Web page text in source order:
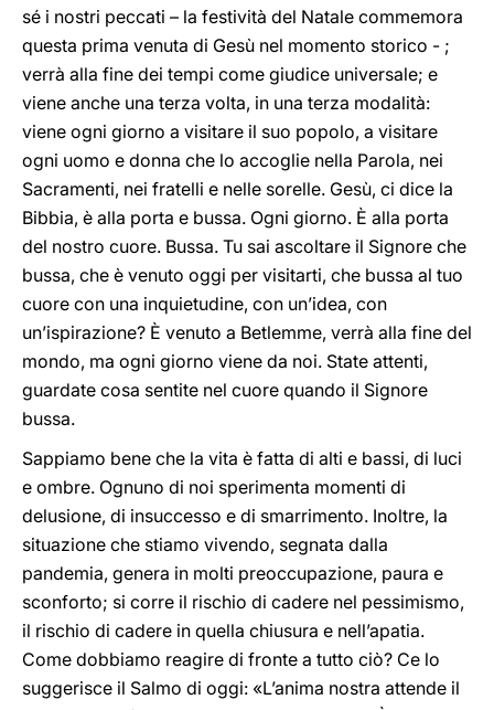
sé i nostri peccati – la festività del Natale commemora
questa prima venuta di Gesù nel momento storico - ;
verrà alla fine dei tempi come giudice universale; e
viene anche una terza volta, in una terza modalità:
viene ogni giorno a visitare il suo popolo, a visitare
ogni uomo e donna che lo accoglie nella Parola, nei
Sacramenti, nei fratelli e nelle sorelle. Gesù, ci dice la
Bibbia, è alla porta e bussa. Ogni giorno. È alla porta
del nostro cuore. Bussa. Tu sai ascoltare il Signore che
bussa, che è venuto oggi per visitarti, che bussa al tuo
cuore con una inquietudine, con un’idea, con
un’ispirazione? È venuto a Betlemme, verrà alla fine del
mondo, ma ogni giorno viene da noi. State attenti,
guardate cosa sentite nel cuore quando il Signore
bussa.
Sappiamo bene che la vita è fatta di alti e bassi, di luci
e ombre. Ognuno di noi sperimenta momenti di
delusione, di insuccesso e di smarrimento. Inoltre, la
situazione che stiamo vivendo, segnata dalla
pandemia, genera in molti preoccupazione, paura e
sconforto; si corre il rischio di cadere nel pessimismo,
il rischio di cadere in quella chiusura e nell’apatia.
Come dobbiamo reagire di fronte a tutto ciò? Ce lo
suggerisce il Salmo di oggi: «L’anima nostra attende il